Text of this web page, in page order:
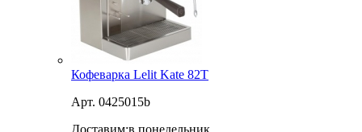
Кофеварка Lelit Kate 82T
Арт. 0425015b